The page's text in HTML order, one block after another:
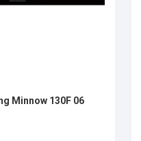
Minnow 130F 06